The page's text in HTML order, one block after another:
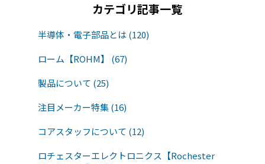
カテゴリ記事一覧
半導体・電子部品とは (120)
ローム【ROHM】 (67)
製品について (25)
注目メーカー特集 (16)
コアスタッフについて (12)
ロチェスターエレクトロニクス【Rochester